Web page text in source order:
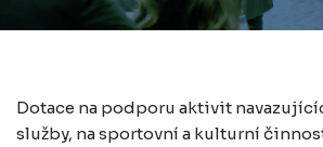
Dotace na podporu aktivit
služby, na sportovní a kulturní